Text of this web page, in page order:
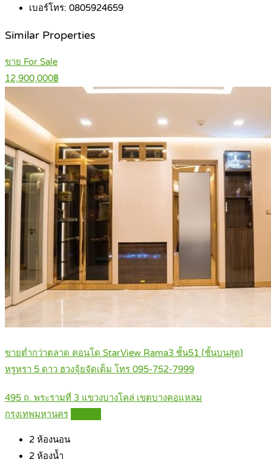
เบอร์โทร: 0805924659
Similar Properties
ขาย For Sale
12,900,000฿
ขายต่ำกว่าตลาด คอนโด StarView Rama3 ชั้น51 (ชั้นบนสุด)
หรูหรา 5 ดาว ฮวงจุ้ยจัดเต็ม โทร 095-752-7999
495 ถ. พระรามที่ 3 แขวงบางโคล่ เขตบางคอแหลม
กรุงเทพมหานคร
2 ห้องนอน
2 ห้องน้ำ